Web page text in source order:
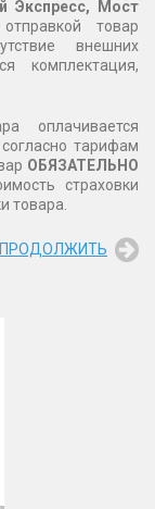
Экспресс, Мост
товар
внешних
комплектация,
оплачивается
тарифам
ОБЯЗАТЕЛЬНО
страховки
товара.
ПРОДОЛЖИТЬ